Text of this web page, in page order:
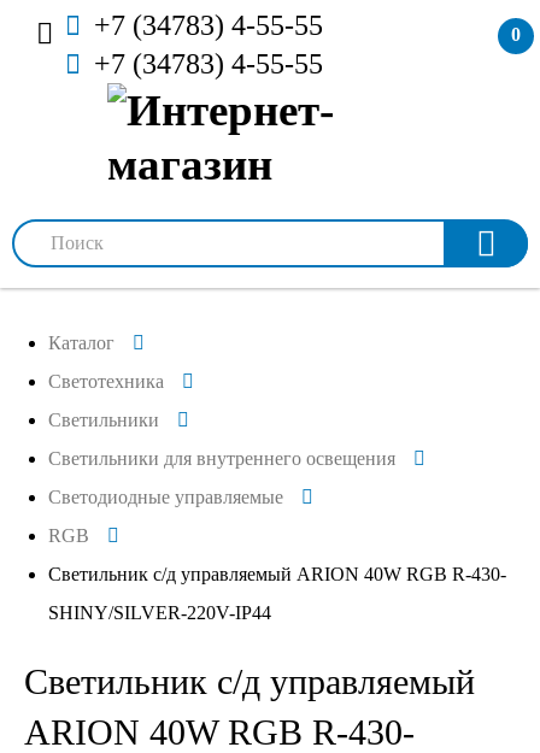
+7 (34783) 4-55-55
+7 (34783) 4-55-55
0
Каталог
Светотехника
Светильники
Светильники для внутреннего освещения
Светодиодные управляемые
RGB
Светильник с/д управляемый ARION 40W RGB R-430-
SHINY/SILVER-220V-IP44
Светильник с/д управляемый
ARION 40W RGB R-430-